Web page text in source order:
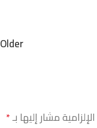
Older
مشار إليها بـ*